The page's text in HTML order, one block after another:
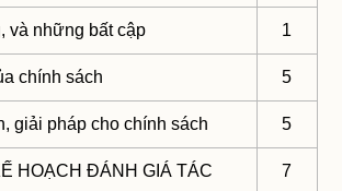
và những bất cập 1
chính sách 5
giải pháp cho chính sách 5
HOẠCH ĐÁNH GIÁ TÁC
7